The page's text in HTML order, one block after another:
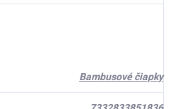
Bambusové čiapky